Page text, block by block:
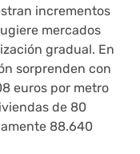
incrementos
mercados
gradual. En
sorprenden con
euros por metro
de 80
88.640